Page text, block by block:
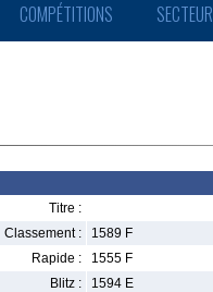
COMPÉTITIONS
Titre :
Classement :
1589 F
Rapide :
1555 F
Blitz :
1594 E